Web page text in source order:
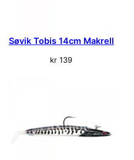
Søvik Tobis 14cm Makrell
kr 139